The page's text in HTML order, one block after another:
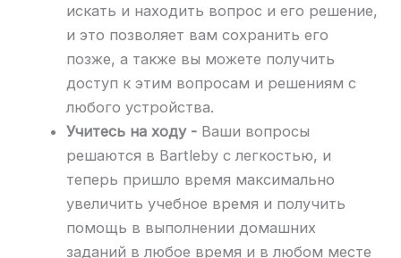
искать и находить вопрос и его решение,
и это позволяет вам сохранить его
позже, а также вы можете получить
доступ к этим вопросам и решениям с
любого устройства.
Учитесь на ходу - Ваши вопросы
решаются в Bartleby с легкостью, и
теперь пришло время максимально
увеличить учебное время и получить
помощь в выполнении домашних
заданий в любое время и в любом месте